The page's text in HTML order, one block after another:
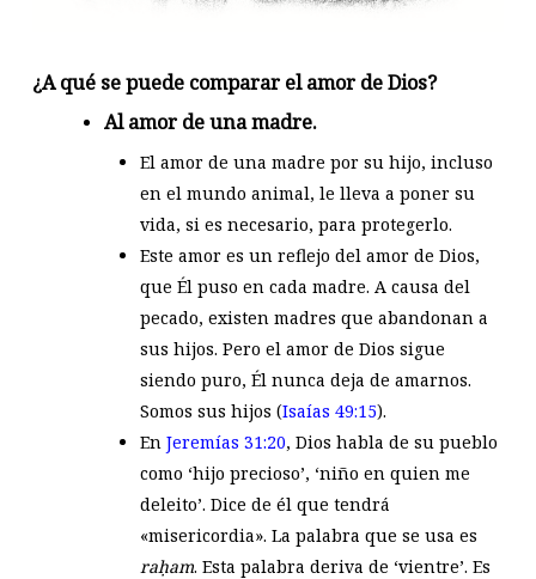
¿A qué se puede comparar el amor de Dios?
Al amor de una madre.
El amor de una madre por su hijo, incluso
en el mundo animal, le lleva a poner su
vida, si es necesario, para protegerlo.
Este amor es un reflejo del amor de Dios,
que Él puso en cada madre. A causa del
pecado, existen madres que abandonan a
sus hijos. Pero el amor de Dios sigue
siendo puro, Él nunca deja de amarnos.
Somos sus hijos (Isaías 49:15).
En Jeremías 31:20, Dios habla de su pueblo
como ‘hijo precioso’, ‘niño en quien me
deleito’. Dice de él que tendrá
«misericordia». La palabra que se usa es
raḥam. Esta palabra deriva de ‘vientre’. Es